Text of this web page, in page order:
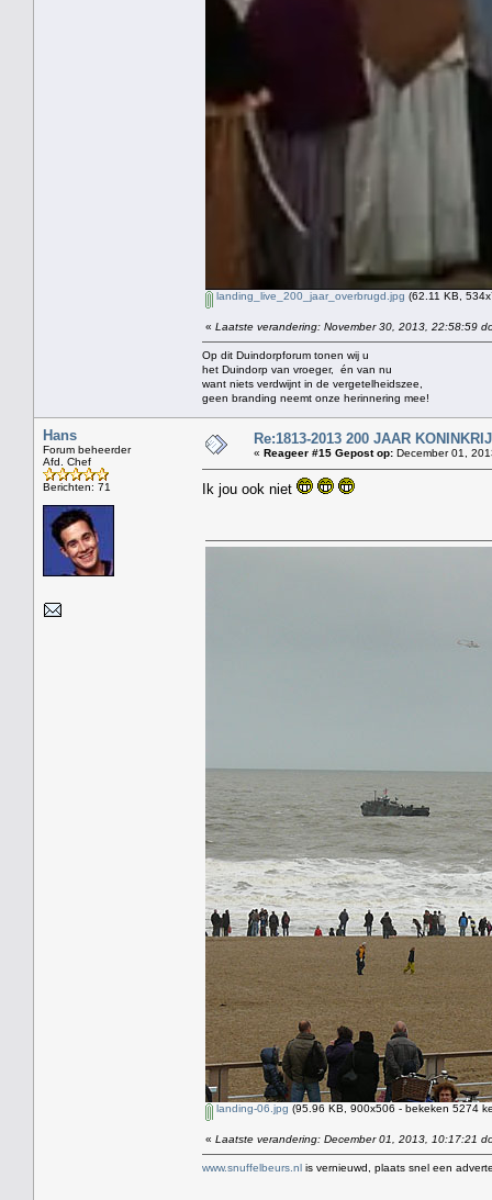
landing_live_200_jaar_overbrugd.jpg (62.11 KB,
« Laatste verandering: November 30, 2013, 22:58:59
Op dit Duindorpforum tonen wij u
het Duindorp van vroeger, én van nu
want niets verdwijnt in de vergetelheidszee,
geen branding neemt onze herinnering mee!
Hans
Forum beheerder
Afd. Chef
Berichten: 71
Re:1813-2013 200 JAAR
« Reageer #15 Gepost op: December 01,
Ik jou ook niet
landing-06.jpg (95.96 KB, 900x506 - bekeken 5274
« Laatste verandering: December 01, 2013, 10:17:21
www.snuffelbeurs.nl is vernieuwd, plaats snel een